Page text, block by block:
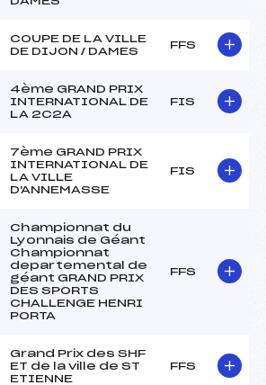
COUPE DE LA VILLE
DE DIJON / DAMES
FFS
4ème GRAND PRIX
INTERNATIONAL DE
LA 2C2A
FIS
7ème GRAND PRIX
INTERNATIONAL DE
LA VILLE
D'ANNEMASSE
FIS
Championnat du
Lyonnais de Géant
Championnat
departemental de
géant GRAND PRIX
DES SPORTS
CHALLENGE HENRI
PORTA
FFS
Grand Prix des SHF
ET de la ville de ST
ETIENNE
FFS